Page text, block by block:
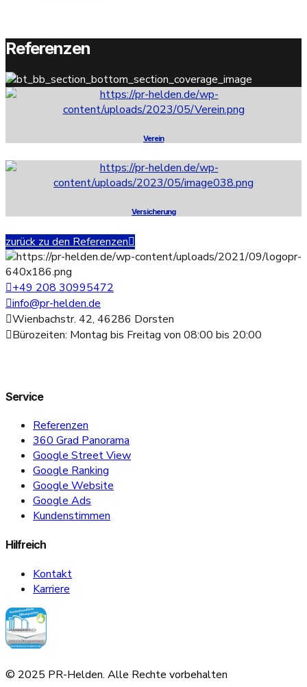
Referenzen
Verein
Versicherung
zurück zu den Referenzen
+49 208 30995472
info@pr-helden.de
Wienbachstr. 42, 46286 Dorsten
Bürozeiten: Montag bis Freitag von 08:00 bis 20:00
Service
Referenzen
360 Grad Panorama
Google Street View
Google Ranking
Google Website
Google Ads
Kundenstimmen
Hilfreich
Kontakt
Karriere
© 2025 PR-Helden. Alle Rechte vorbehalten